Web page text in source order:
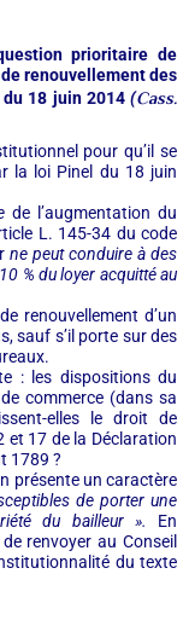
prioritaire de
renouvellement des
18 juin 2014 (Cass.
pour qu’il se
la loi Pinel du 18 juin
de l’augmentation du
L. 145-34 du code
ne peut conduire à des
% du loyer acquitté au
renouvellement d’un
sauf s’il porte sur des
: les dispositions du
commerce (dans sa
elles le droit de
et 17 de la Déclaration
1789 ?
présente un caractère
de porter une
du bailleur ». En
renvoyer au Conseil
du texte